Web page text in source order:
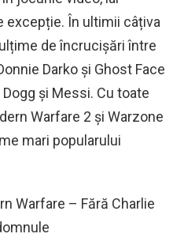
excepție. În ultimii câțiva
de încrucișări între
Darko și Ghost Face
și Messi. Cu toate
Warfare 2 și Warzone
mari popularului
Warfare – Fără Charlie